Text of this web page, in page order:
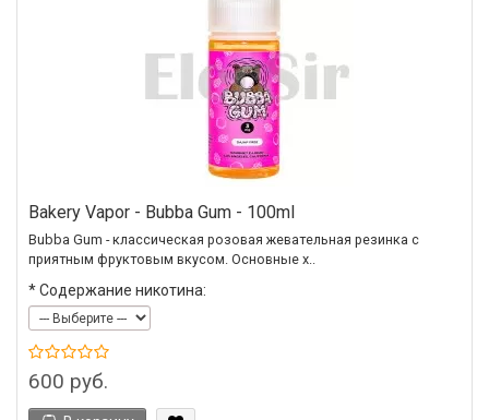
Bakery Vapor - Bubba Gum - 100ml
Bubba Gum - классическая розовая жевательная резинка с
приятным фруктовым вкусом. Основные х..
*Содержание никотина:
600 руб.